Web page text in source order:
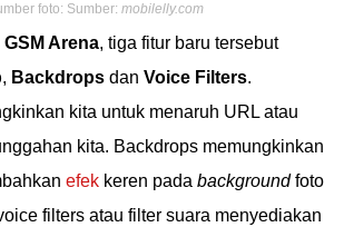
foto: Sumber: mobilelly.com
GSM Arena, tiga fitur baru tersebut
, Backdrops dan Voice Filters.
kita untuk menaruh URL atau
kita. Backdrops memungkinkan
efek keren pada backgroundfoto
filters atau filter suara menyediakan